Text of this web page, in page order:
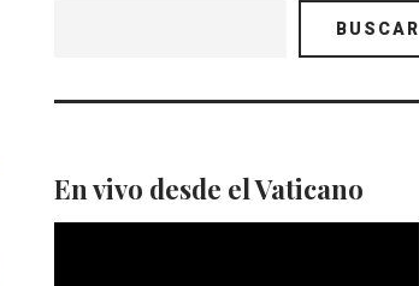
BUSCAR
En vivo desde el Vaticano